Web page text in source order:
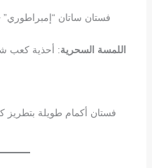
فستان ساتان
اللمسة السحرية: أحذية كعب
فستان أكمام طويلة